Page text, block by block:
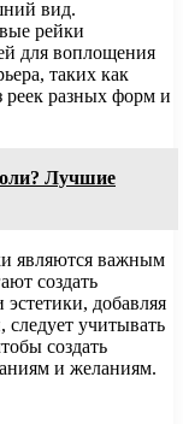
вид.
рейки
для воплощения
таких как
реек разных форм и
Лучшие
являются важным
создать
добавляя
учитывать
создать
и желаниям.